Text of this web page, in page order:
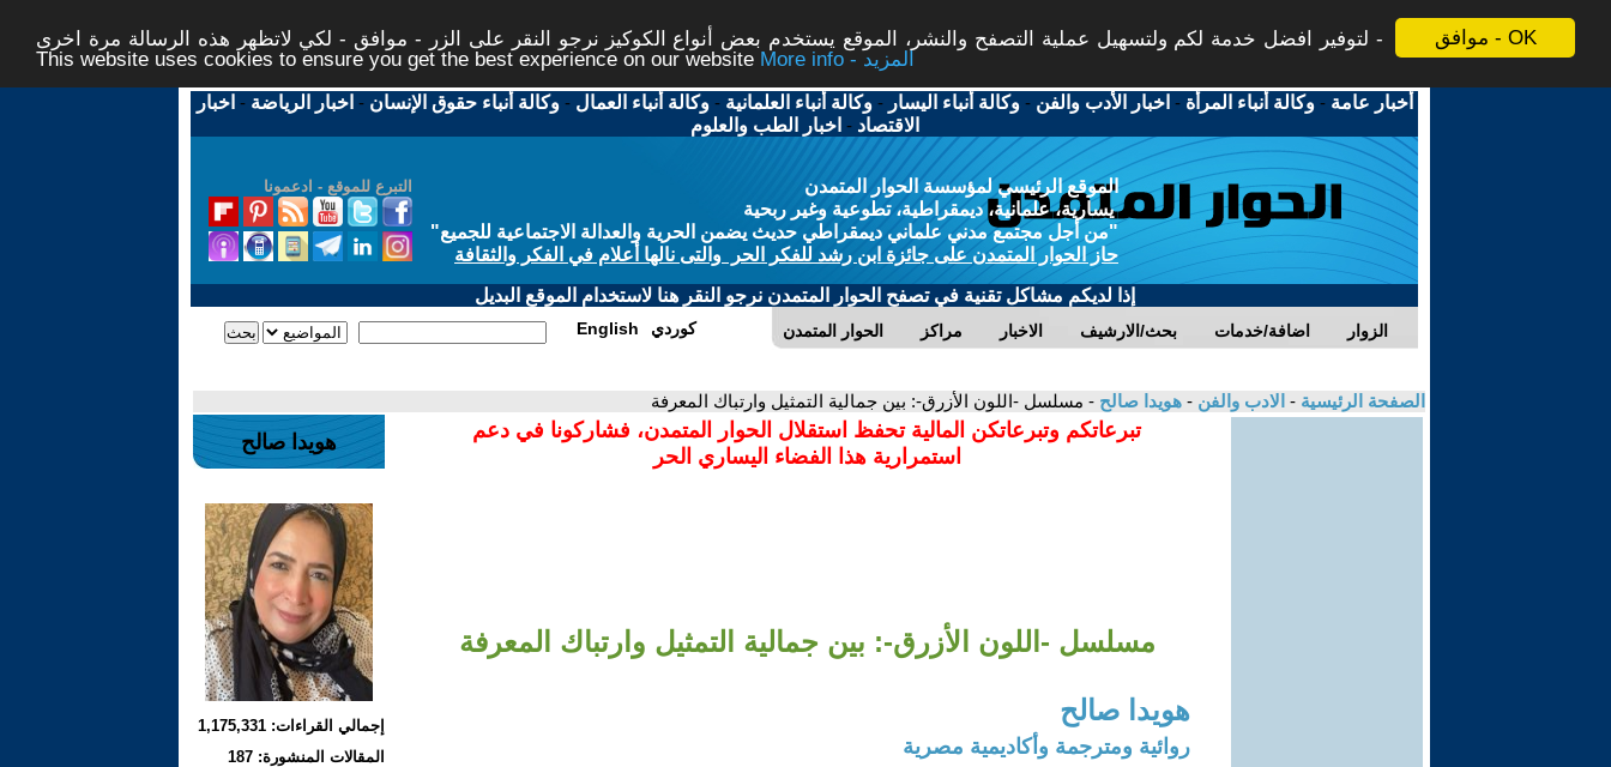
موافق - OK
لتوفير افضل خدمة لكم ولتسهيل عملية التصفح والنشر، الموقع يستخدم بعض أنواع الكوكيز نرجو النقر على الزر - موافق - لكي لاتظهر هذه الرسالة مرة اخرى -
This website uses cookies to ensure you get the best experience on our website
More info - المزيد
أخبار عامة -وكالة أنباء المرأة - اخبار الأدب والفن -وكالة أنباء اليسار -وكالة أنباء العلمانية -وكالة أنباء العمال -وكالة أنباء حقوق الإنسان - اخبار الرياضة - اخبار
الاقتصاد - اخبار الطب والعلوم
التبرع للموقع - ادعمونا
الموقع الرئيسي لمؤسسة الحوار المتمدن
يسارية، علمانية، ديمقراطية، تطوعية وغير ربحية
"من أجل مجتمع مدني علماني ديمقراطي حديث يضمن الحرية والعدالة الاجتماعية للجميع"
حاز الحوار المتمدن على جائزة ابن رشد للفكر الحر والتى نالها أعلام في الفكر والثقافة
إذا لديكم مشاكل تقنية في تصفح الحوار المتمدن نرجو النقر هنا لاستخدام الموقع البديل
الحوار المتمدن مراكز الاخبار بحث/الارشيف اضافة/خدمات الزوار English كوردي
الصفحة الرئيسية - الادب والفن - هويدا صالح - مسلسل -اللون الأزرق-: بين جمالية التمثيل وارتباك المعرفة
تبرعاتكم وتبرعاتكن المالية تحفظ استقلال الحوار المتمدن، فشاركونا في دعم
استمرارية هذا الفضاء اليساري الحر
مسلسل -اللون الأزرق-: بين جمالية التمثيل وارتباك المعرفة
هويدا صالح
روائية ومترجمة وأكاديمية مصرية
هويدا صالح
إجمالي القراءات: 1,175,331
المقالات المنشورة: 187